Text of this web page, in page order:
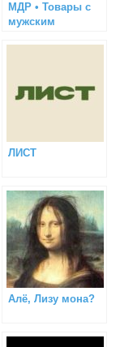
МДР • Товары с
мужским
ЛИСТ
Алё, Лизу мона?